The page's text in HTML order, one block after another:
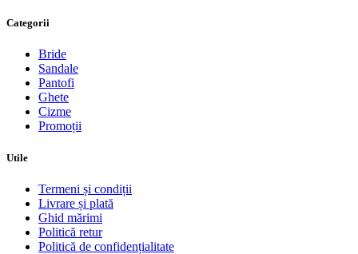
Categorii
Bride
Sandale
Pantofi
Ghete
Cizme
Promoții
Utile
Termeni și condiții
Livrare și plată
Ghid mărimi
Politică retur
Politică de confidențialitate